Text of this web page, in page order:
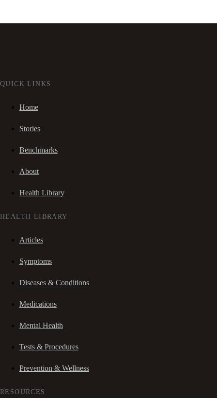
QUICK LINKS
Home
Stories
Benchmarks
About
Health Library
HEALTH LIBRARY
Articles
Symptoms
Diseases & Conditions
Medications
Mental Health
Tests & Procedures
Prevention & Wellness
RESOURCES